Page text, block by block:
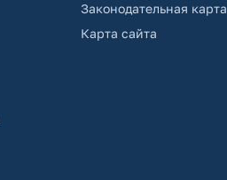
Законодательная карта
Карта сайта